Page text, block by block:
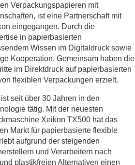
Verpackungspapieren mit
ist eine Partnerschaft mit
eingegangen. Durch die
in papierbasierten
Wissen im Digitaldruck sowie
Kooperation. Gemeinsam haben die
im Direktdruck auf papierbasierten
flexiblen Verpackungen erzielt.
seit über 30 Jahren in den
tätig. Mit der neuesten
Xeikon TX500 hat das
Markt für papierbasierte flexible
aufgrund der steigenden
und Verarbeitern nach
plastikfreien Alternativen einen